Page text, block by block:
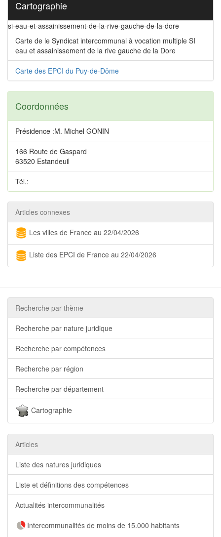
Cartographie
si-eau-et-assainissement-de-la-rive-gauche-de-la-dore
Carte de le Syndicat intercommunal à vocation multiple SI
eau et assainissement de la rive gauche de la Dore
Carte des EPCI du Puy-de-Dôme
Coordonnées
Présidence :M. Michel GONIN
166 Route de Gaspard
63520 Estandeuil
Tél.:
Articles connexes
Les villes de France au 22/04/2026
Liste des EPCI de France au 22/04/2026
Recherche par thème
Recherche par nature juridique
Recherche par compétences
Recherche par région
Recherche par département
Cartographie
Articles
Liste des natures juridiques
Liste et définitions des compétences
Actualités intercommunalités
Intercommunalités de moins de 15.000 habitants